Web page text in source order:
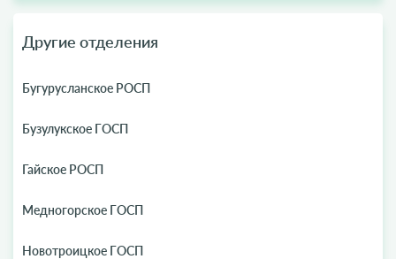
Другие отделения
Бугурусланское РОСП
Бузулукское ГОСП
Гайское РОСП
Медногорское ГОСП
Новотроицкое ГОСП